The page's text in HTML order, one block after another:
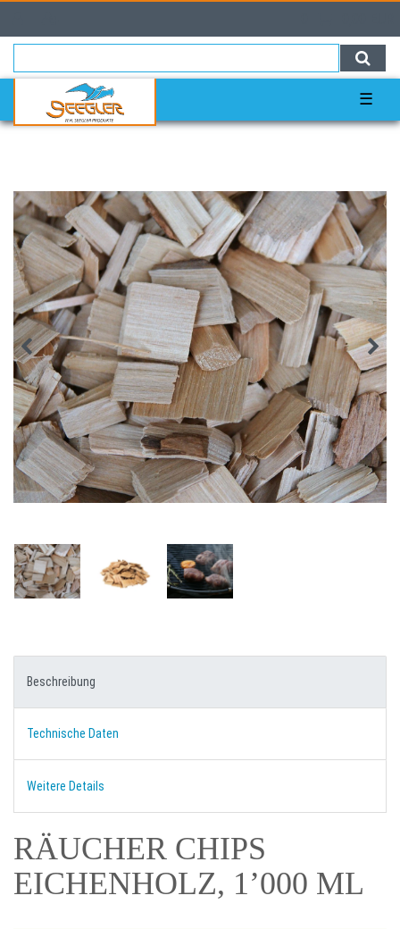
☰
Beschreibung
Technische Daten
Weitere Details
RÄUCHER CHIPS
EICHENHOLZ, 1’000 ML